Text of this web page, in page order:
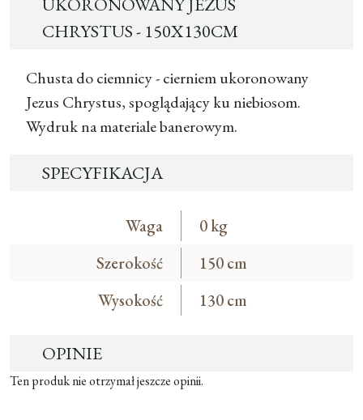
CHRYSTUS - 150X130CM
Chusta do ciemnicy - cierniem ukoronowany
Jezus Chrystus, spoglądający ku niebiosom.
Wydruk na materiale banerowym.
SPECYFIKACJA
Waga
0 kg
Szerokość
150 cm
Wysokość
130 cm
OPINIE
Ten produk nie otrzymał jeszcze opinii.